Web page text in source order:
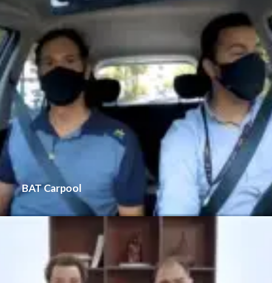
BAT Carpool